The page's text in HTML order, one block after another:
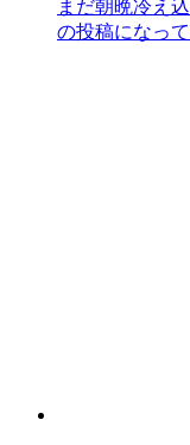
まだ朝晩冷え
の投稿になっ